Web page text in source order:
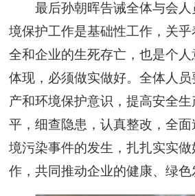
最后孙朝晖告诫全体与会
境保护工作是基础性工作，关
全和企业的生死存亡，也是个
体现，必须做实做好。全体人
产和环境保护意识，提高安全
平，细查隐患，认真整改，全
境污染事件的发生，扎扎实实
作，共同推动企业的健康、绿色